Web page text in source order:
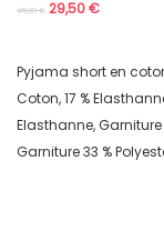
45,00€ 29,50€
Pyjama short en coton
Coton, 17 %
Elasthanne,
Garniture 33 %